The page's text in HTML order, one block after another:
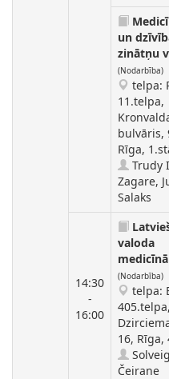
un
zinātņu
(Nodarbība)
telpa:
11.telpa,
bulvāris,
Rīga,
Trudy
Zagare,
Salaks
14:30
-
16:00
valoda
medicīnā
(Nodarbība)
telpa:
405.telpa,
16, Rīga,
Čeirane